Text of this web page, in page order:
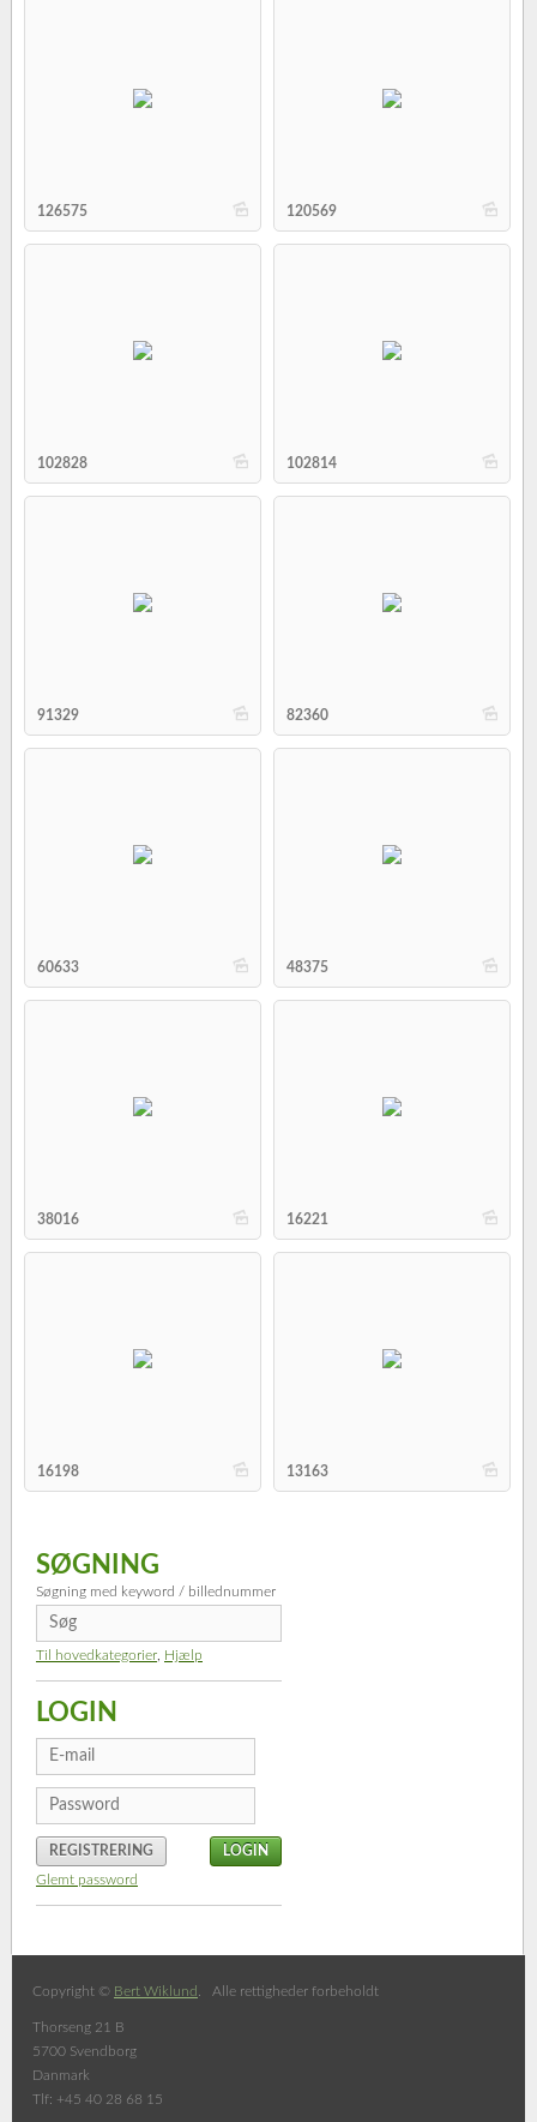
b
126575 b
120569
b
102828 b
102814
b
91329 b
82360
b
60633 b
48375
b
38016 b
16221
b
16198 b
13163
SØGNING
Søgning med keyword / billednummer
Til hovedkategorier Hjælp
LOGIN
REGISTRERING
Glemt password
Copyright © Bert Wiklund . Alle rettigheder forbeholdt
Thorseng 21 B
5700 Svendborg
Danmark
Tlf: +45 40 28 68 15